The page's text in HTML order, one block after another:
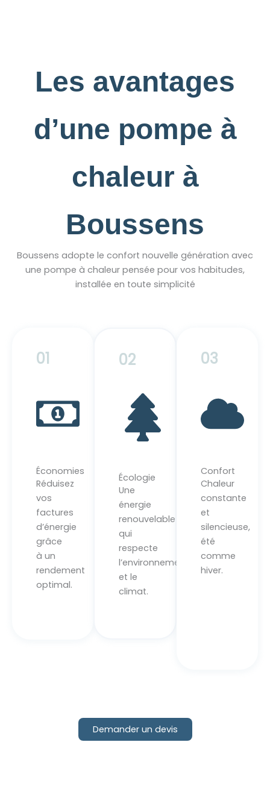
Les avantages
d’une pompe à
chaleur à
Boussens
Boussens adopte le confort nouvelle génération avec
une pompe à chaleur pensée pour vos habitudes,
installée en toute simplicité
01
Économies
Réduisez
vos
factures
d’énergie
grâce
à un
rendement
optimal.
02
Écologie
Une
énergie
renouvelable
qui
respecte
l’environnement
et le
climat.
03
Confort
Chaleur
constante
et
silencieuse,
été
comme
hiver.
Demander un devis